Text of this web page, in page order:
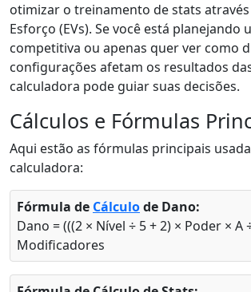
otimizar o treinamento de stats
Esforço (EVs). Se você está planejando
competitiva ou apenas quer ver como
configurações afetam os resultados
calculadora pode guiar suas decisões.
Cálculos e Fórmulas
Aqui estão as fórmulas principais
calculadora:
Fórmula de Cálculode Dano:
Dano = (((2 × Nível ÷ 5 + 2) × Poder × A
Modificadores